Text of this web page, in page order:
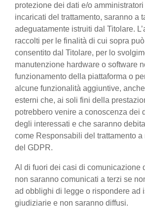
protezione dei dati e/o
incaricati del trattamento, saranno a
adeguatamente istruiti dal Titolare.
raccolti per le finalità di cui sopra
consentito dal Titolare, per lo
manutenzione hardware o software
funzionamento della piattaforma o
alcune funzionalità aggiuntive,
esterni che, ai soli fini della
potrebbero venire a conoscenza dei
degli interessati e che saranno
come Responsabili del trattamento a
del GDPR.
Al di fuori dei casi di comunicazione
non saranno comunicati a terzi se
ad obblighi di legge o rispondere ad
giudiziarie e non saranno diffusi.